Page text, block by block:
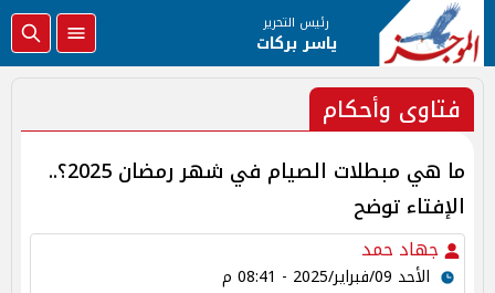
رئيس التحرير
ياسر بركات
فتاوى وأحكام
ما هي مبطلات الصيام في شهر رمضان 2025؟..
الإفتاء توضح
جهاد حمد
الأحد 09/فبراير/2025 - 08:41 م